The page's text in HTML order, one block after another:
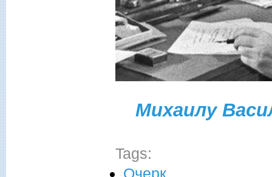
Михаилу
Tags:
Очерк